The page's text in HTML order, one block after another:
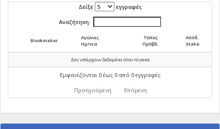
Δείξε εγγραφές
Αναζήτηση:
Bookmaker
Αγώνας
Ημ/νια
Τύπος
Πρόβλ.
Απόδ.
Stake
Δεν υπάρχουν δεδομένα στον πίνακα
Εμφανίζονται 0 έως 0 από 0 εγγραφές
Προηγούμενη Επόμενη